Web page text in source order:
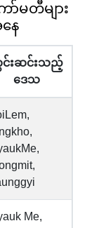
ာ်မတီများ
ေ
းဆင်းသည့်
ဒေသ
Me,